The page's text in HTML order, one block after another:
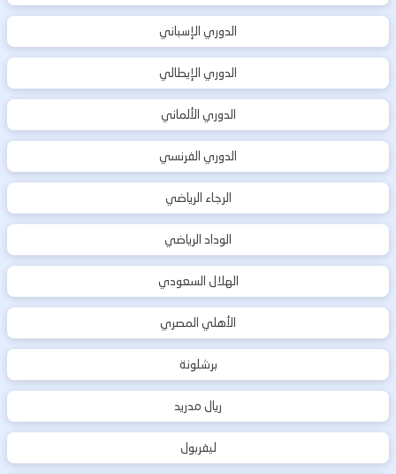
الدوري الإسباني
الدوري الإيطالي
الدوري الألماني
الدوري الفرنسي
الرجاء الرياضي
الوداد الرياضي
الهلال السعودي
الأهلي المصري
برشلونة
ريال مدريد
ليفربول